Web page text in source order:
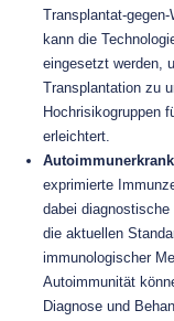
Transplantat-
kann die
eingesetzt werden,
Transplantation zu
Hochrisikogruppen
erleichtert.
exprimierte
dabei
die aktuellen
immunologischer
Autoimmunität
Diagnose und